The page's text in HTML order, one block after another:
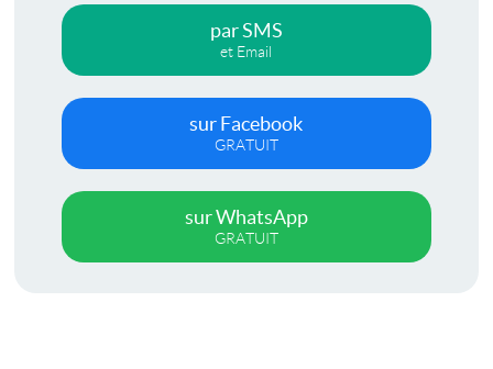
par SMS
et Email
sur Facebook
GRATUIT
sur WhatsApp
GRATUIT